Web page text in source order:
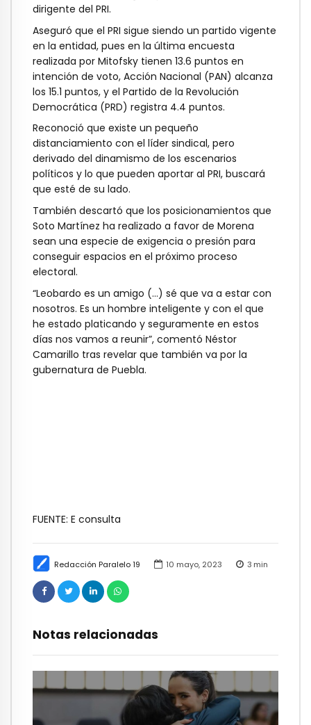
Redacción Paralelo 19 10 mayo, 2023 3 min
Notas relacionadas
dirigente del PRI.
Aseguró que el PRI sigue siendo un partido vigente
en la entidad, pues en la última encuesta
realizada por Mitofsky tienen 13.6 puntos en
intención de voto, Acción Nacional (PAN) alcanza
los 15.1 puntos, y el Partido de la Revolución
Democrática (PRD) registra 4.4 puntos.
Reconoció que existe un pequeño
distanciamiento con el líder sindical, pero
derivado del dinamismo de los escenarios
políticos y lo que pueden aportar al PRI, buscará
que esté de su lado.
También descartó que los posicionamientos que
Soto Martínez ha realizado a favor de Morena
sean una especie de exigencia o presión para
conseguir espacios en el próximo proceso
electoral.
“Leobardo es un amigo (…) sé que va a estar con
nosotros. Es un hombre inteligente y con el que
he estado platicando y seguramente en estos
días nos vamos a reunir”, comentó Néstor
Camarillo tras revelar que también va por la
gubernatura de Puebla.
FUENTE: E consulta